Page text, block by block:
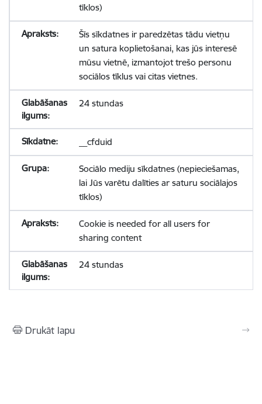
tīklos)
Šīs sīkdatnes ir paredzētas tādu vietņu
un satura koplietošanai, kas jūs interesē
mūsu vietnē, izmantojot trešo personu
sociālos tīklus vai citas vietnes.
24 stundas
__cfduid
Sociālo mediju sīkdatnes (nepieciešamas,
lai Jūs varētu dalīties ar saturu sociālajos
tīklos)
Cookie is needed for all users for
sharing content
24 stundas
Drukāt lapu